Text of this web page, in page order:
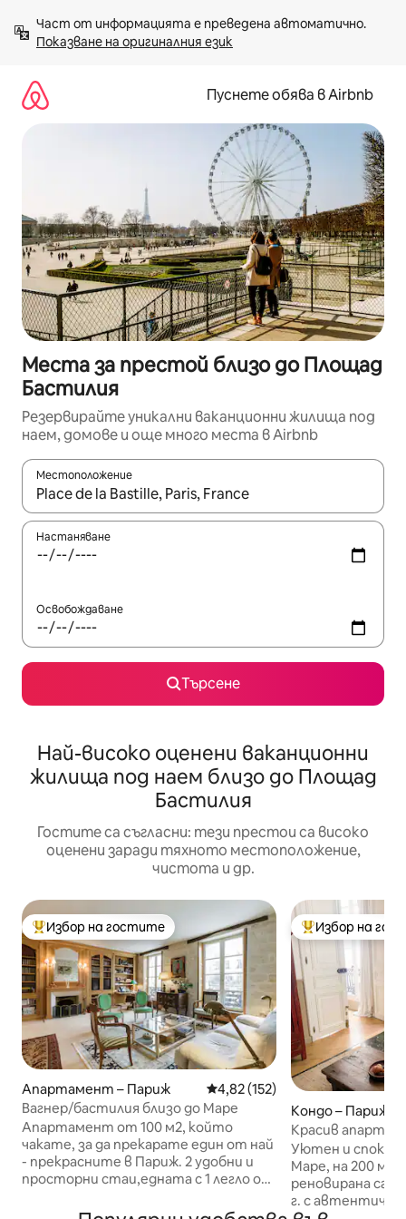
към
съдържанието
Показване на оригиналния език
Пуснете обява в Airbnb
Места за престой близо до Площад
Бастилия
Резервирайте уникални ваканционни жилища под
наем, домове и още много места в Airbnb
Местоположение
Когато резултатите се покажат, използвайте
Настаняване
Освобождаване
Търсене
Най-високо оценени ваканционни
жилища под наем близо до Площад
Бастилия
Гостите са съгласни: тези престои са високо
оценени заради тяхното местоположение,
чистота и др.
Най-популярен избор на гостите
Избор на гостите
Апартамент – Париж Средна оценка: 4,82 от 5,
4,82 (152)
Вагнер/бастилия близо до Маре
Апартамент от 100 м2, който
чакате, за да прекарате един от най
- прекрасните в Париж. 2 удобни и
просторни стаи,едната с 1 легло от
места за съхранение.Те гледат към
Най-популярен
Избор на
Кондо – Париж
Красив
„Восж“ – Маре
Уютен и
Маре, на 200 м
реновирана
г. с